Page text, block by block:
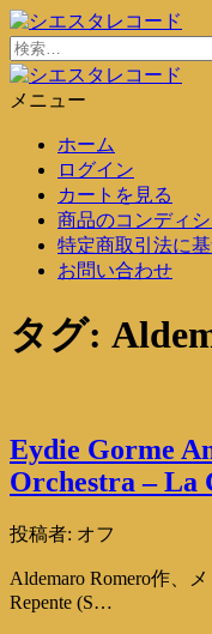
コ
ン
テ
ン
シエスタレコード
中古レコード通販
検
索:
メニュー
ホーム
ログイン
カートを見る
商品のコンディ
特定商取引法に
お問い合わせ
タグ:
Eydie Gorme
Orchestra – La
投稿者: オフ
Aldemaro Romero作、
Repente (S…